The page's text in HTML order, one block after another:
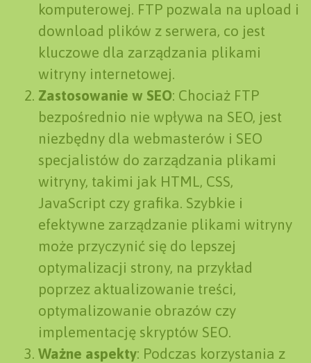
komputerowej. FTP pozwala na upload i
download plików z serwera, co jest
kluczowe dla zarządzania plikami
witryny internetowej.
Zastosowanie w SEO: Chociaż FTP
bezpośrednio nie wpływa na SEO, jest
niezbędny dla webmasterów i SEO
specjalistów do zarządzania plikami
witryny, takimi jak HTML, CSS,
JavaScript czy grafika. Szybkie i
efektywne zarządzanie plikami witryny
może przyczynić się do lepszej
optymalizacji strony, na przykład
poprzez aktualizowanie treści,
optymalizowanie obrazów czy
implementację skryptów SEO.
Ważne aspekty: Podczas korzystania z